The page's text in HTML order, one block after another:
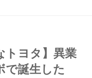
トヨタ】異業
で誕生した